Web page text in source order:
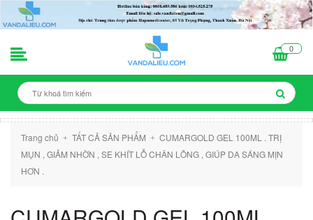
0
Trang chủ + TẤT CẢ SẢN PHẨM + CUMARGOLD GEL 100ML . TRỊ
MỤN , GIẢM NHỜN , SE KHÍT LỖ CHÂN LÔNG , GIÚP DA SÁNG MỊN
HƠN .